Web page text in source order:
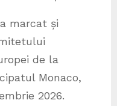
marcat și
de la
Monaco,
2026.